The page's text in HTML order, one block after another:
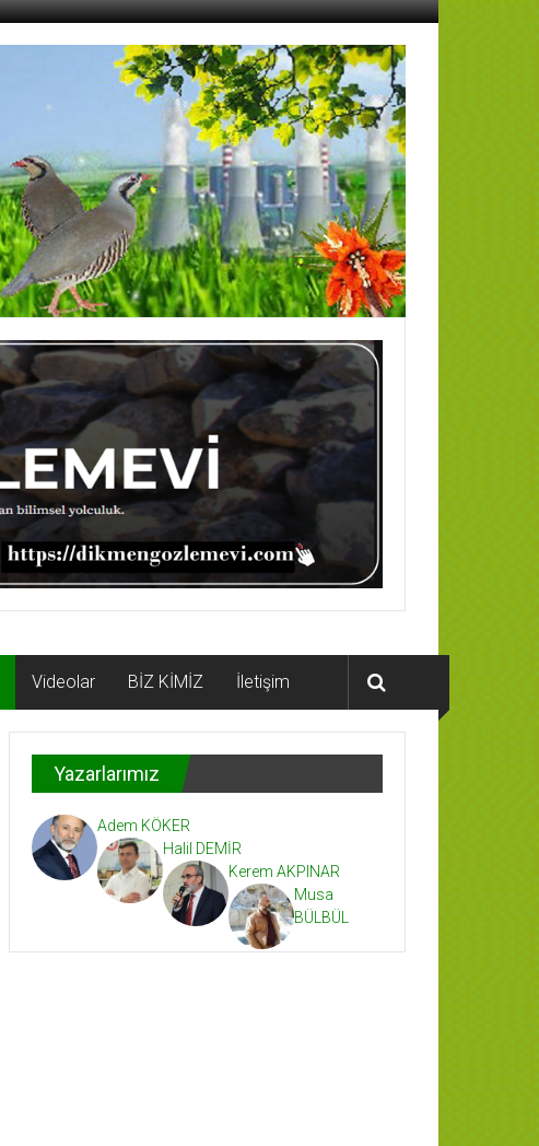
Videolar BİZ KİMİZ İletişim
Yazarlarımız
Adem KÖKER
Halil DEMİR
Kerem AKPINAR
Musa
BÜLBÜL